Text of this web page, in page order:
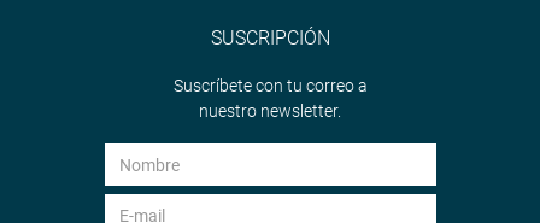
SUSCRIPCIÓN
Suscríbete con tu correo a
nuestro newsletter.